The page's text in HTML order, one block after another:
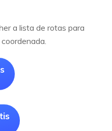
a lista de rotas para